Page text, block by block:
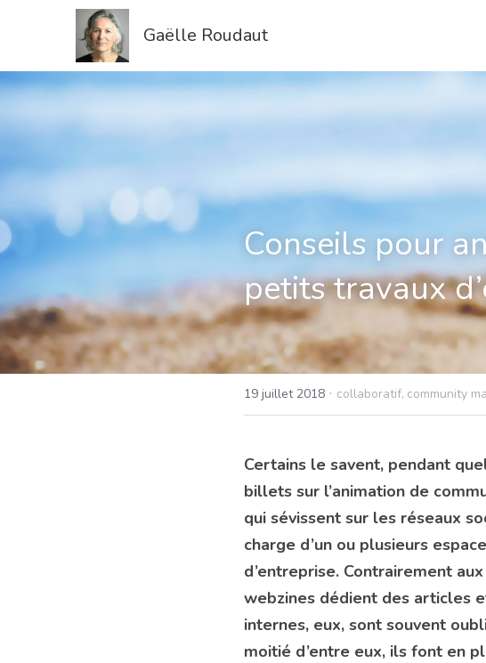
Gaëlle Roudaut
Conseils pour
petits travaux
19 juillet 2018 · collaboratif, community
Certains le savent, pendant
billets sur l’animation de
qui sévissent sur les réseaux
charge d’un ou plusieurs
d’entreprise. Contrairement
webzines dédient des articles
internes, eux, sont souvent
moitié d’entre eux, ils font en